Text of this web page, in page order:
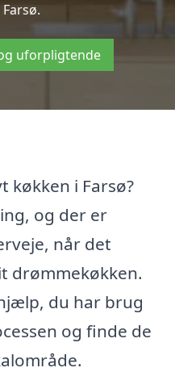
uforpligtende
køkken i Farsø?
og der er
når det
drømmekøkken.
du har brug
og finde de